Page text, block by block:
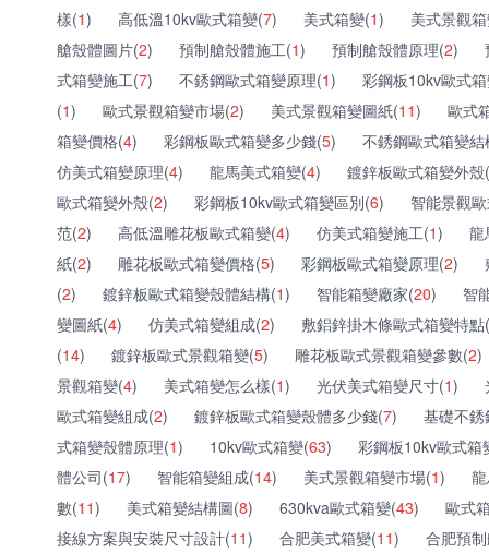
樣(1) 高低溫10kv歐式箱變(7) 美式箱變(1)
美式景觀
艙殼體圖片(2) 預制艙殼體施工(1) 預制艙殼體原理(2)
式箱變施工(7) 不銹鋼歐式箱變原理(1)
彩鋼板10kv歐式
(1) 歐式景觀箱變市場(2) 美式景觀箱變圖紙(11)
歐式
箱變價格(4) 彩鋼板歐式箱變多少錢(5)
不銹鋼歐式箱變結
仿美式箱變原理(4) 龍馬美式箱變(4)
鍍鋅板歐式箱變外殼(
歐式箱變外殼(2) 彩鋼板10kv歐式箱變區別(6)
智能景觀
范(2) 高低溫雕花板歐式箱變(4) 仿美式箱變施工(1)
龍
紙(2) 雕花板歐式箱變價格(5) 彩鋼板歐式箱變原理(2)
(2) 鍍鋅板歐式箱變殼體結構(1) 智能箱變廠家(20)
智
變圖紙(4) 仿美式箱變組成(2)
敷鋁鋅掛木條歐式箱變特點(
(14) 鍍鋅板歐式景觀箱變(5) 雕花板歐式景觀箱變參數(2)
景觀箱變(4) 美式箱變怎么樣(1) 光伏美式箱變尺寸(1)
歐式箱變組成(2) 鍍鋅板歐式箱變殼體多少錢(7)
基礎不
式箱變殼體原理(1) 10kv歐式箱變(63)
彩鋼板10kv歐式箱
體公司(17) 智能箱變組成(14) 美式景觀箱變市場(1)
數(11) 美式箱變結構圖(8) 630kva歐式箱變(43)
歐式
接線方案與安裝尺寸設計(11) 合肥美式箱變(11)
合肥預